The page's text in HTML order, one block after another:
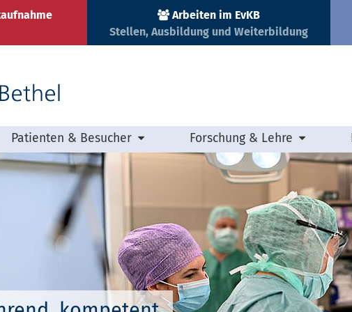
Arbeiten im EvKB
Stellen, Ausbildung und Weiterbildung
Patienten & Besucher Forschung & Lehre